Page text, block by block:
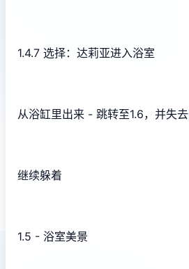
1.4.7 选择：达莉亚进入浴室
从浴缸里出来 - 跳转至1.6，并失
继续躲着
1.5 - 浴室美景